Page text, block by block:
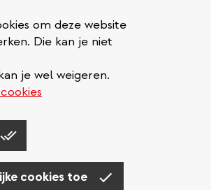
om deze website
Die kan je niet
je wel weigeren.
cookies toe